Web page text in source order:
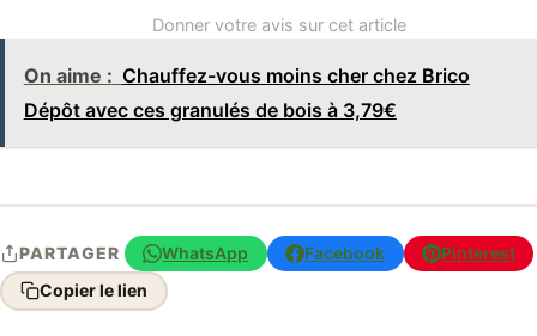
Donner votre avis sur cet article
On aime : Chauffez-vous moins cher chez Brico
Dépôt avec ces granulés de bois à 3,79€
PARTAGER WhatsApp Facebook
Pinterest
Copier le lien